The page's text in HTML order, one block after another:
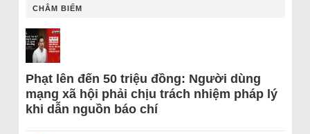
CHÂM BIẾM
Phạt lên đến 50 triệu đồng: Người dùng
mạng xã hội phải chịu trách nhiệm pháp lý
khi dẫn nguồn báo chí